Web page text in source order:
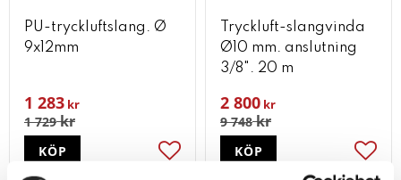
PU-tryckluftslang. Ø
9x12mm
1 283 kr
1 729kr
Lägg till i favoriter
KÖP
Tryckluft-slangvinda
Ø10 mm. anslutning
3/8". 20 m
2 800 kr
9 748kr
KÖP